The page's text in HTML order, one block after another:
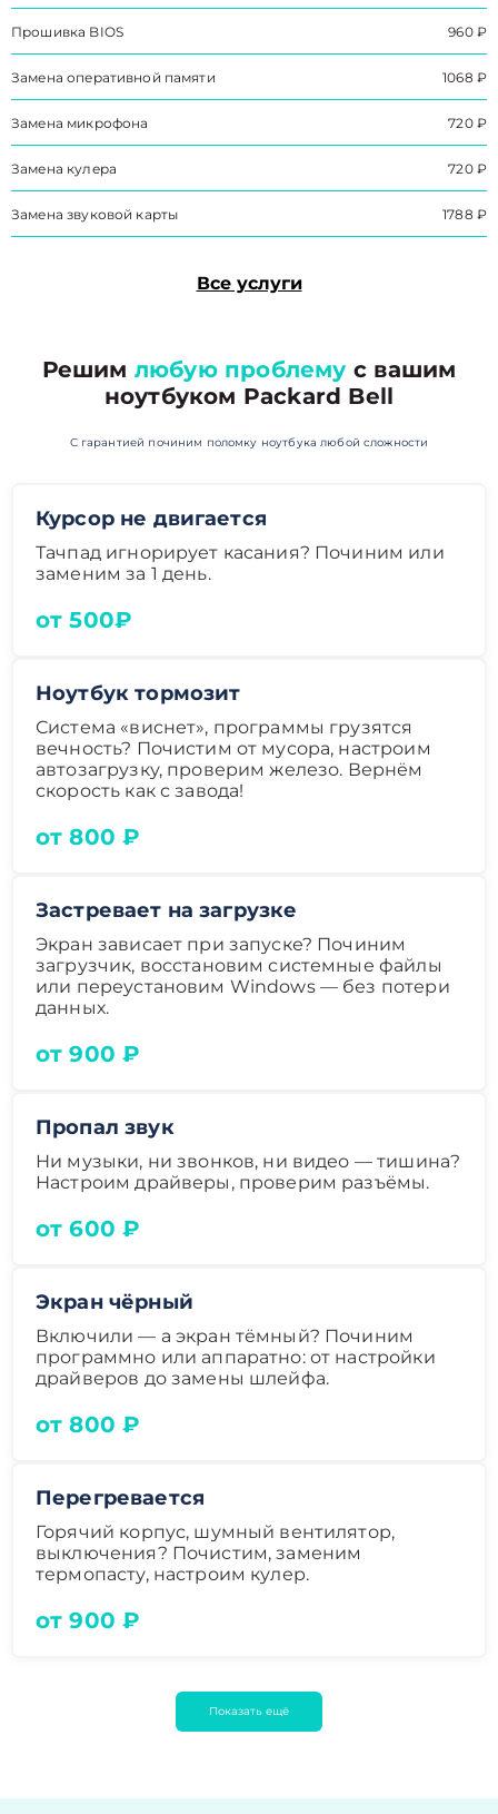
Прошивка BIOS 960 ₽
Замена оперативной памяти 1068 ₽
Замена микрофона 720 ₽
Замена кулера 720 ₽
Замена звуковой карты 1788 ₽
Все услуги
Решим любую проблему с вашим
ноутбуком Packard Bell
С гарантией починим поломку ноутбука любой сложности
Курсор не двигается
Тачпад игнорирует касания? Починим или
заменим за 1 день.
от 500₽
Ноутбук тормозит
Система «виснет», программы грузятся
вечность? Почистим от мусора, настроим
автозагрузку, проверим железо. Вернём
скорость как с завода!
от 800 ₽
Застревает на загрузке
Экран зависает при запуске? Починим
загрузчик, восстановим системные файлы
или переустановим Windows — без потери
данных.
от 900 ₽
Пропал звук
Ни музыки, ни звонков, ни видео — тишина?
Настроим драйверы, проверим разъёмы.
от 600 ₽
Экран чёрный
Включили — а экран тёмный? Починим
программно или аппаратно: от настройки
драйверов до замены шлейфа.
от 800 ₽
Перегревается
Горячий корпус, шумный вентилятор,
выключения? Почистим, заменим
термопасту, настроим кулер.
от 900 ₽
Показать ещё